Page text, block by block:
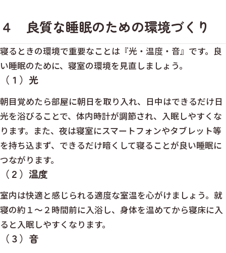
４ 良質な睡眠のための環境づくり
寝るときの環境で重要なことは『光・温度・音』です。良
い睡眠のために、寝室の環境を見直しましょう。
（１）光
朝目覚めたら部屋に朝日を取り入れ、日中はできるだけ日
光を浴びることで、体内時計が調節され、入眠しやすくな
ります。また、夜は寝室にスマートフォンやタブレット等
を持ち込まず、できるだけ暗くして寝ることが良い睡眠に
つながります。
（２）温度
室内は快適と感じられる適度な室温を心がけましょう。就
寝の約１～２時間前に入浴し、身体を温めてから寝床に入
ると入眠しやすくなります。
（３）音